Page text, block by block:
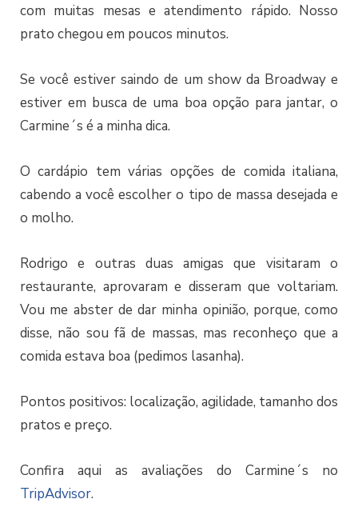
com muitas mesas e atendimento rápido. Nosso
prato chegou em poucos minutos.
Se você estiver saindo de um show da Broadway e
estiver em busca de uma boa opção para jantar, o
Carmine´s é a minha dica.
O cardápio tem várias opções de comida italiana,
cabendo a você escolher o tipo de massa desejada e
o molho.
Rodrigo e outras duas amigas que visitaram o
restaurante, aprovaram e disseram que voltariam.
Vou me abster de dar minha opinião, porque, como
disse, não sou fã de massas, mas reconheço que a
comida estava boa (pedimos lasanha).
Pontos positivos: localização, agilidade, tamanho dos
pratos e preço.
Confira aqui as avaliações do Carmine´s no
TripAdvisor.